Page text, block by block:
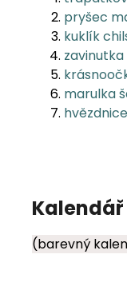
pryšec
kuklík
marulka
(barevný